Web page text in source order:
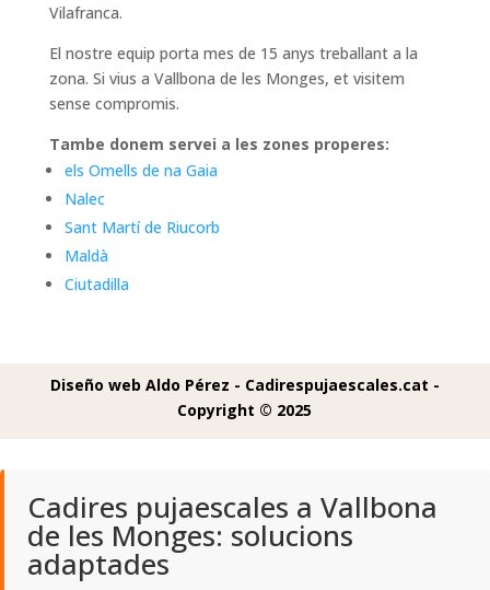
Vilafranca.
El nostre equip porta mes de 15 anys treballant a la
zona. Si vius a Vallbona de les Monges, et visitem
sense compromis.
Tambe donem servei a les zones properes:
els Omells de na Gaia
Nalec
Sant Martí de Riucorb
Maldà
Ciutadilla
Diseño web Aldo Pérez - Cadirespujaescales.cat -
Copyright © 2025
Cadires pujaescales a Vallbona
de les Monges: solucions
adaptades